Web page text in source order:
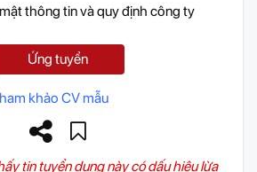
thông tin và quy định công ty
Ứng tuyển
khảo CV mẫu
tin tuyển dụng này có dấu hiệu lừa